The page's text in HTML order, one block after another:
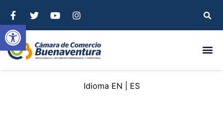
Abrir barra de herramientas
EN ES